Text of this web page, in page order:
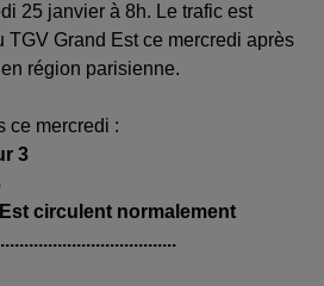
25 janvier à 8h. Le trafic est
TGV Grand Est ce mercredi après
région parisienne.
ce mercredi :
3
circulent normalement